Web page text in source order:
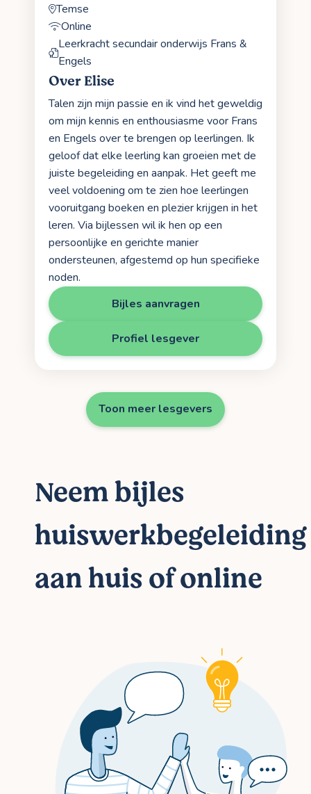
Temse
Online
Leerkracht secundair onderwijs Frans &
Engels
Over Elise
Talen zijn mijn passie en ik vind het geweldig
om mijn kennis en enthousiasme voor Frans
en Engels over te brengen op leerlingen. Ik
geloof dat elke leerling kan groeien met de
juiste begeleiding en aanpak. Het geeft me
veel voldoening om te zien hoe leerlingen
vooruitgang boeken en plezier krijgen in het
leren. Via bijlessen wil ik hen op een
persoonlijke en gerichte manier
ondersteunen, afgestemd op hun specifieke
noden.
Bijles aanvragen
Profiel lesgever
Toon meer lesgevers
Neem bijles
huiswerkbegeleiding
aan huis of online